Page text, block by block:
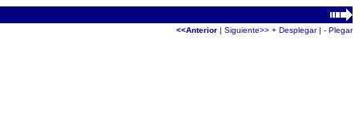
<<Anterior | Siguiente>> + Desplegar| - Plegar